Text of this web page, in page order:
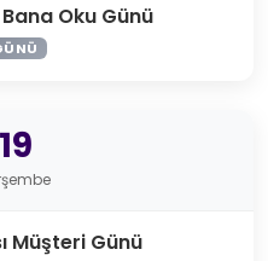
Oku Günü
19
Müşteri Günü